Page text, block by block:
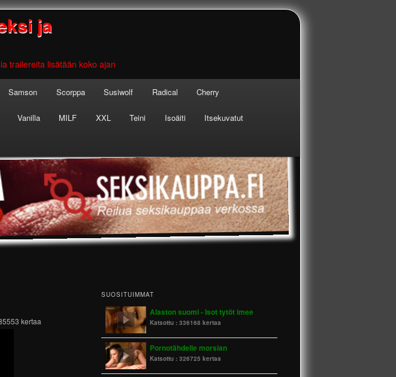
ja
trailereita lisätään koko ajan
Samson Scorppa Susiwolf Radical Cherry
Vanilla MILF XXL Teini Isoäiti Itsekuvatut
kertaa
SUOSITUIMMAT
Alaston suomi - Isot tytöt imee
Katsottu :336168 kertaa
Pornotähdelle morsian
Katsottu :326725 kertaa